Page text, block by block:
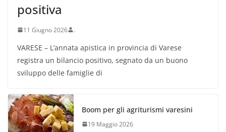
positiva
11 Giugno 2026 .
VARESE – L’annata apistica in provincia di Varese
registra un bilancio positivo, segnato da un buono
sviluppo delle famiglie di
Boom per gli agriturismi varesini
19 Maggio 2026